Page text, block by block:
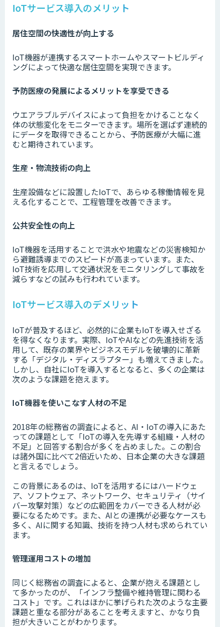
IoTサービス導入のメリット
居住空間の快適性が向上する
IoT機器が連携するスマートホームやスマートビルディ
ングによって快適な居住空間を実現できます。
予防医療の発展によるメリットを享受できる
ウエアラブルデバイスによって負担をかけることなく
体の状態変化をモニターできます。場所を選ばず連続的
にデータを取得できることから、予防医療が大幅に進
むと期待されています。
生産・物流技術の向上
生産設備などに設置したIoTで、あらゆる稼働情報を見
える化することで、工程管理を改善できます。
公共安全性の向上
IoT機器を活用することで洪水や地震などの災害検知か
ら避難誘導までのスピードが高まっています。また、
IoT技術を応用して交通状況をモニタリングして事故を
減らすなどの試みも行われています。
IoTサービス導入のデメリット
IoTが普及するほど、必然的に企業もIoTを導入せざる
を得なくなります。実際、IoTやAIなどの先進技術を活
用して、既存の業界やビジネスモデルを破壊的に革新
する「デジタル・ディスラプター」も増えてきました。
しかし、自社にIoTを導入するとなると、多くの企業は
次のような課題を抱えます。
IoT機器を使いこなす人材の不足
2018年の総務省の調査によると、AI・IoTの導入にあた
っての課題として「IoTの導入を先導する組織・人材の
不足」と回答する割合が多くを占めました。この割合
は諸外国に比べて2倍近いため、日本企業の大きな課題
と言えるでしょう。
この背景にあるのは、IoTを活用するにはハードウェ
ア、ソフトウェア、ネットワーク、セキュリティ（サイ
バー攻撃対策）などの広範囲をカバーできる人材が必
要になるためです。また、AIとの連携が必要なケースも
多く、AIに関する知識、技術を持つ人材も求められてい
ます。
管理運用コストの増加
同じく総務省の調査によると、企業が抱える課題とし
て多かったのが、「インフラ整備や維持管理に関わる
コスト」です。これはほかに挙げられた次のような主要
課題と重なる部分があることを考えますと、かなり負
担が大きいことがわかります。